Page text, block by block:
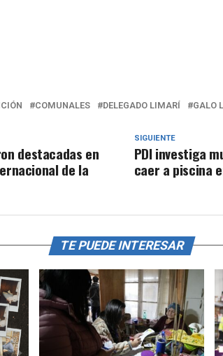
COMUNALES DELEGADO LIMARÍ GALO
SIGUIENTE
PDI investiga
caer a piscina
destacadas en
de la
TE PUEDE INTERESAR